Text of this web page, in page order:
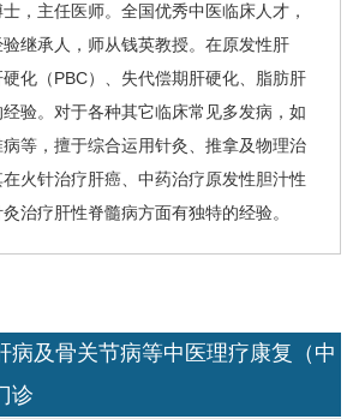
士，主任医师。全国优秀中医临床人才，
继承人，师从钱英教授。在原发性肝
硬化 （PBC）、失代偿期肝硬化
脂肪肝
验。对于各种其它临床常见多发病，如
等，擅于综合运用针灸、推拿及物理治
火针治疗肝癌、中药治疗原发性胆汁性
治疗肝性脊髓病方面有独特的经验。
病及骨关节病等中医理疗康复（中
诊